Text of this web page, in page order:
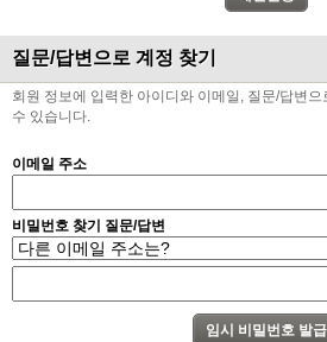
질문/답변으로 계정 찾기
회원 정보에 입력한 아이디와 이메일, 질문/답변
수 있습니다.
이메일 주소
비밀번호 찾기 질문/답변